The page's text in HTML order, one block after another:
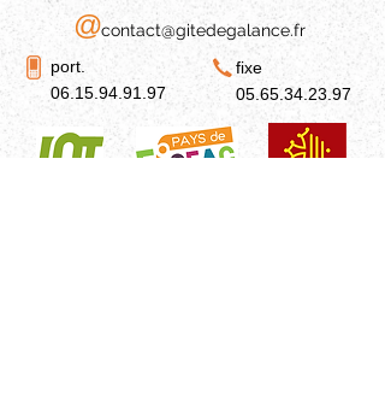
@contact@gitedegalance.fr
port.
06.15.94.91.97
fixe
05.65.34.23.97